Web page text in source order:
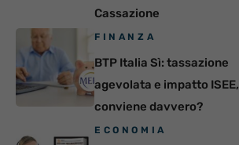
Cassazione
FINANZA
BTP Italia Sì: tassazione
agevolata e impatto ISEE,
conviene davvero?
ECONOMIA